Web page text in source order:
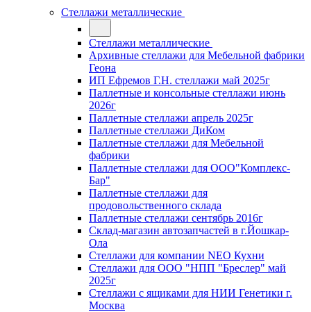
Стеллажи металлические
Стеллажи металлические
Архивные стеллажи для Мебельной фабрики
Геона
ИП Ефремов Г.Н. стеллажи май 2025г
Паллетные и консольные стеллажи июнь
2026г
Паллетные стеллажи апрель 2025г
Паллетные стеллажи ДиКом
Паллетные стеллажи для Мебельной
фабрики
Паллетные стеллажи для ООО"Комплекс-
Бар"
Паллетные стеллажи для
продовольственного склада
Паллетные стеллажи сентябрь 2016г
Склад-магазин автозапчастей в г.Йошкар-
Ола
Стеллажи для компании NEO Кухни
Стеллажи для ООО "НПП "Бреслер" май
2025г
Стеллажи с ящиками для НИИ Генетики г.
Москва